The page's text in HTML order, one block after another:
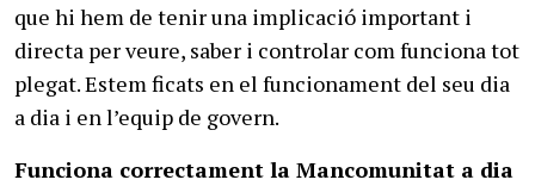
que hi hem de tenir una implicació important i
directa per veure, saber i controlar com funciona tot
plegat. Estem ficats en el funcionament del seu dia
a dia i en l’equip de govern.
Funciona correctament la Mancomunitat a dia